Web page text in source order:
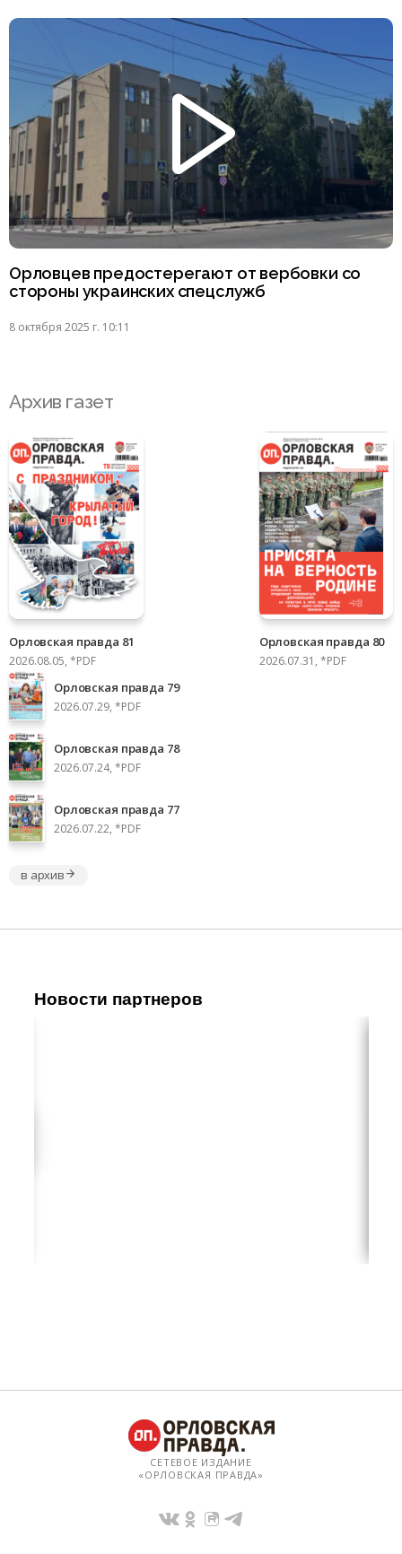
Орловцев предостерегают от вербовки со
стороны украинских спецслужб
8 октября 2025 г. 10:11
Архив газет
Орловская правда 81
2026.08.05, *PDF
Орловская правда 80
2026.07.31, *PDF
Орловская правда 79
2026.07.29, *PDF
Орловская правда 78
2026.07.24, *PDF
Орловская правда 77
2026.07.22, *PDF
в архив
Новости партнеров
СЕТЕВОЕ ИЗДАНИЕ
«ОРЛОВСКАЯ ПРАВДА»